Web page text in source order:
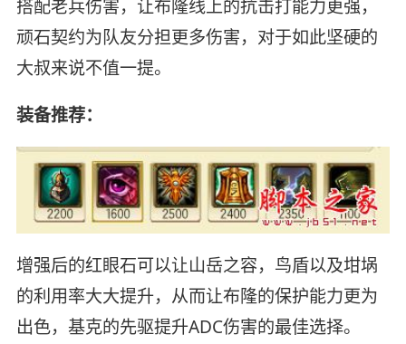
搭配老兵伤害，让布隆线上的抗击打能力更强，
顽石契约为队友分担更多伤害，对于如此坚硬的
大叔来说不值一提。
装备推荐：
增强后的红眼石可以让山岳之容，鸟盾以及坩埚
的利用率大大提升，从而让布隆的保护能力更为
出色，基克的先驱提升ADC伤害的最佳选择。